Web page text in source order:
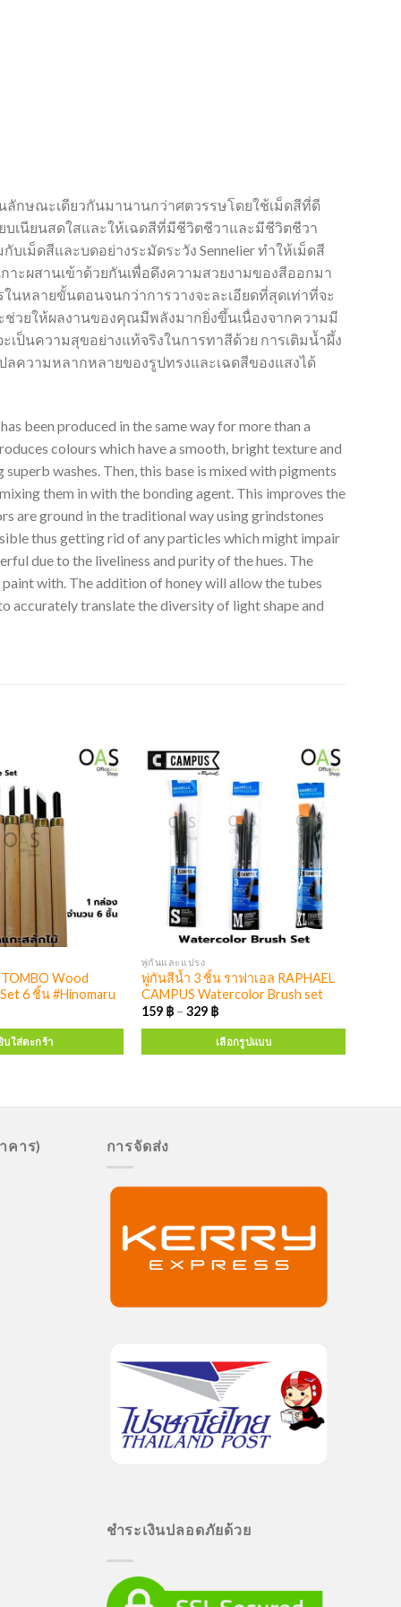
ในลักษณะเดียวกันมานานกว่าศตวรรษโดยใช้เม็ดสีที่ดี
เนียนสดใสและให้เฉดสีที่มีชีวิตชีวาและมีชีวิตชีวา
ม็ดสีและบดอย่างระมัดระวัง Sennelier ทำให้เม็ดสี
าะผสานเข้าด้วยกันเพื่อดึงความสวยงามของสีออกมา
นหลายขั้นตอนจนกว่าการวางจะละเอียดที่สุดเท่าที่จะ
วยให้ผลงานของคุณมีพลังมากยิ่งขึ้นเนื่องจากความมี
ป็นความสุขอย่างแท้จริงในการทาสีด้วย การเติมน้ำผึ้ง
ความหลากหลายของรูปทรงและเฉดสีของแสงได้
been produced in the same way for more than a
colours which have a smooth, bright texture and
washes. Then, this base is mixed with pigments
them in with the bonding agent. This improves the
are ground in the traditional way using grindstones
thus getting rid of any particles which might impair
due to the liveliness and purity of the hues. The
with. The addition of honey will allow the tubes
accurately translate the diversity of light shape and
Wood
6 ชิ้น #Hinomaru
บใส่ตะกร้า
พู่กันและแปรง
พู่กันสีน้ำ 3 ชิ้น ราฟาเอล RAPHAEL
CAMPUS Watercolor Brush set
159 ฿– 329 ฿
เลือกรูปแบบ
คาร) การจัดส่ง
ชำระเงินปลอดภัยด้วย